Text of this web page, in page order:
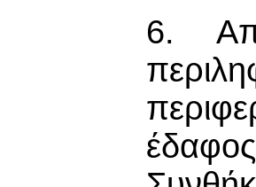
6.